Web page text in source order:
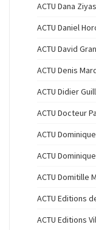
ACTU Dana
ACTU Daniel
ACTU David
ACTU Denis
ACTU Didier
ACTU Docteur
ACTU
ACTU
ACTU Domitille
ACTU Editions
ACTU Editions